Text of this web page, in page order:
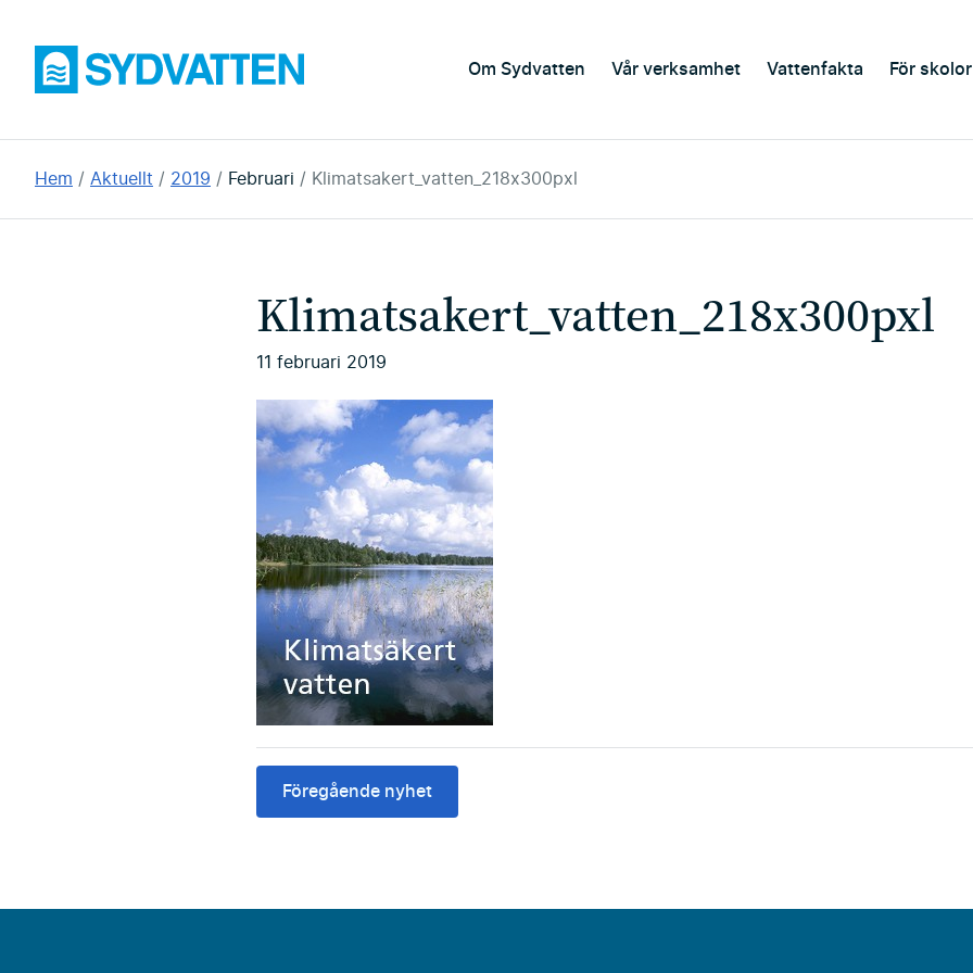
huvudinnehållet
Sydvatten Om Sydvatten Vår verksamhet Vattenfakta För skolor
Du
Hem Aktuellt 2019 Februari Klimatsakert_vatten_218x300pxl
Klimatsakert_vatten_218x300pxl
11 februari 2019
Föregående nyhet